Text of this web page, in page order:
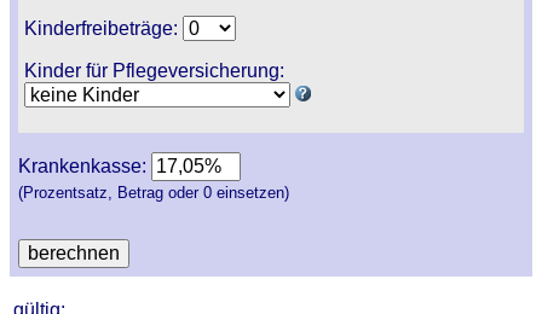
Kinderfreibeträge:
Kinder für Pflegeversicherung:
Krankenkasse:
(Prozentsatz, Betrag oder 0 einsetzen)